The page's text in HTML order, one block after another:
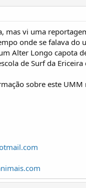
mas vi uma
onde se falava do
Alter Longo capota
de Surf da
sobre este UMM